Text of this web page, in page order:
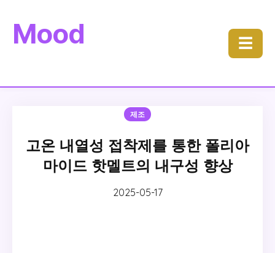
Mood ☰
제조
고온 내열성 접착제를 통한 폴리아
마이드 핫멜트의 내구성 향상
2025-05-17